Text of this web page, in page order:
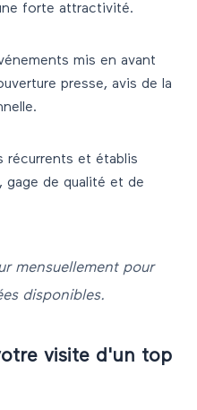
forte attractivité.
mis en avant
presse, avis de la
récurrents et établis
gage de qualité et de
mensuellement pour
disponibles.
visite d'un top